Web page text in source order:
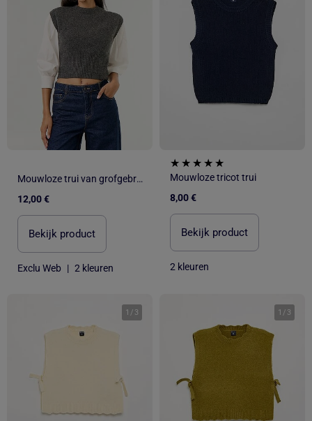
Mouwloze trui van grofgebreide stof
12,00 €
Bekijk product
Exclu Web | 2 kleuren
Mouwloze tricot trui
8,00 €
Bekijk product
2 kleuren
1 / 3 1 / 3